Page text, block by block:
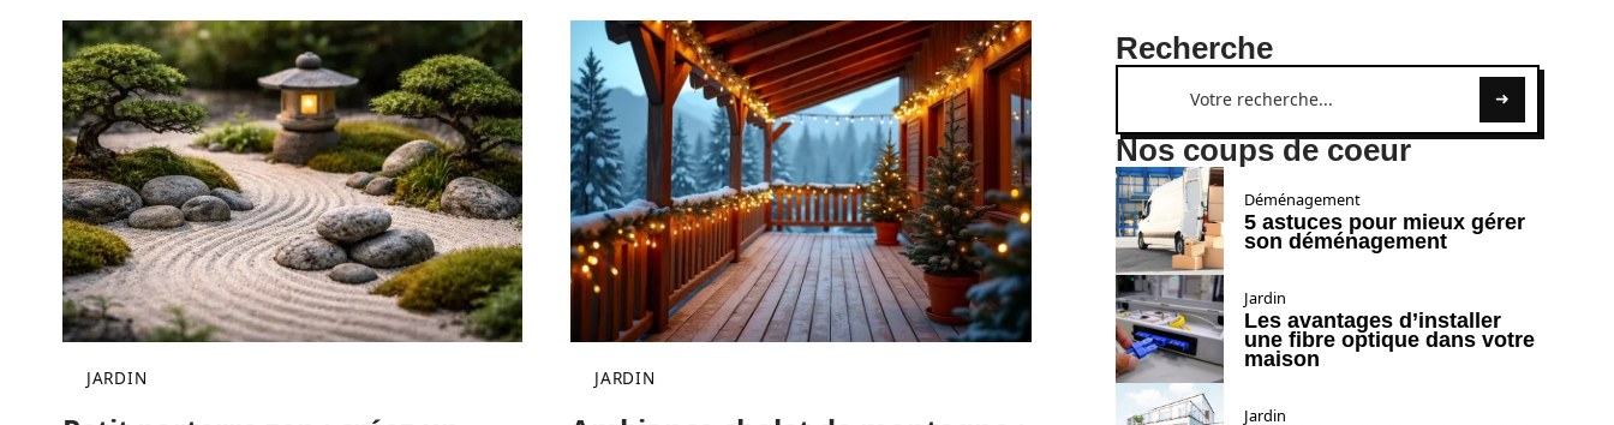
JARDIN JARDIN
Recherche
Nos coups de coeur
Déménagement
5 astuces pour mieux gérer
son déménagement
Jardin
Les avantages d’installer
une fibre optique dans votre
maison
Jardin